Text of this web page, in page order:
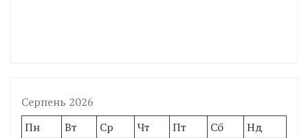
Серпень 2026
Пн
Вт Ср Чт Пт Сб
Нд